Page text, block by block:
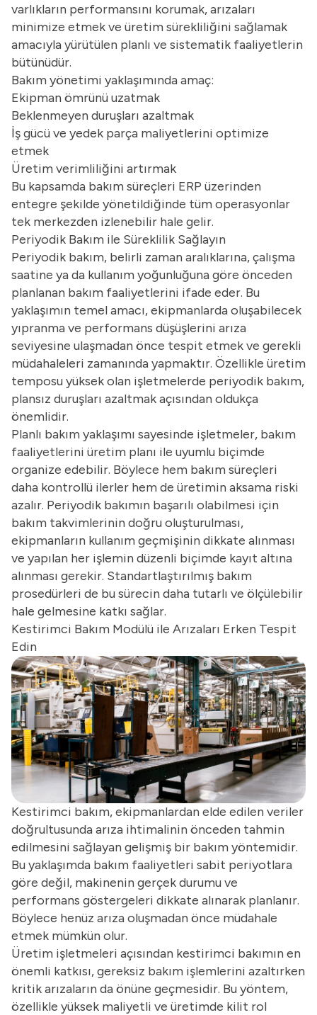
varlıkların performansını korumak, arızaları
minimize etmek ve üretim sürekliliğini sağlamak
amacıyla yürütülen planlı ve sistematik faaliyetlerin
bütünüdür.
Bakım yönetimi yaklaşımında amaç:
Ekipman ömrünü uzatmak
Beklenmeyen duruşları azaltmak
İş gücü ve yedek parça maliyetlerini optimize
etmek
Üretim verimliliğini artırmak
Bu kapsamda bakım süreçleri ERP üzerinden
entegre şekilde yönetildiğinde tüm operasyonlar
tek merkezden izlenebilir hale gelir.
Periyodik Bakım ile Süreklilik Sağlayın
Periyodik bakım, belirli zaman aralıklarına, çalışma
saatine ya da kullanım yoğunluğuna göre önceden
planlanan bakım faaliyetlerini ifade eder. Bu
yaklaşımın temel amacı, ekipmanlarda oluşabilecek
yıpranma ve performans düşüşlerini arıza
seviyesine ulaşmadan önce tespit etmek ve gerekli
müdahaleleri zamanında yapmaktır. Özellikle üretim
temposu yüksek olan işletmelerde periyodik bakım,
plansız duruşları azaltmak açısından oldukça
önemlidir.
Planlı bakım yaklaşımı sayesinde işletmeler, bakım
faaliyetlerini üretim planı ile uyumlu biçimde
organize edebilir. Böylece hem bakım süreçleri
daha kontrollü ilerler hem de üretimin aksama riski
azalır. Periyodik bakımın başarılı olabilmesi için
bakım takvimlerinin doğru oluşturulması,
ekipmanların kullanım geçmişinin dikkate alınması
ve yapılan her işlemin düzenli biçimde kayıt altına
alınması gerekir. Standartlaştırılmış bakım
prosedürleri de bu sürecin daha tutarlı ve ölçülebilir
hale gelmesine katkı sağlar.
Kestirimci Bakım Modülü ile Arızaları Erken Tespit
Edin
Kestirimci bakım, ekipmanlardan elde edilen veriler
doğrultusunda arıza ihtimalinin önceden tahmin
edilmesini sağlayan gelişmiş bir bakım yöntemidir.
Bu yaklaşımda bakım faaliyetleri sabit periyotlara
göre değil, makinenin gerçek durumu ve
performans göstergeleri dikkate alınarak planlanır.
Böylece henüz arıza oluşmadan önce müdahale
etmek mümkün olur.
Üretim işletmeleri açısından kestirimci bakımın en
önemli katkısı, gereksiz bakım işlemlerini azaltırken
kritik arızaların da önüne geçmesidir. Bu yöntem,
özellikle yüksek maliyetli ve üretimde kilit rol